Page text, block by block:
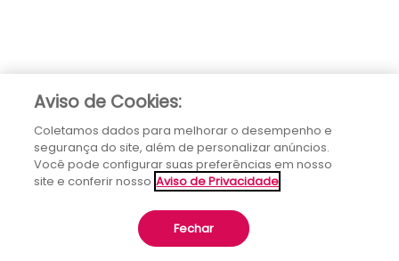
Aviso de Cookies:
Coletamos dados para melhorar o desempenho e
segurança do site, além de personalizar anúncios.
Você pode configurar suas preferências em nosso
site e conferir nosso Aviso de Privacidade
Fechar